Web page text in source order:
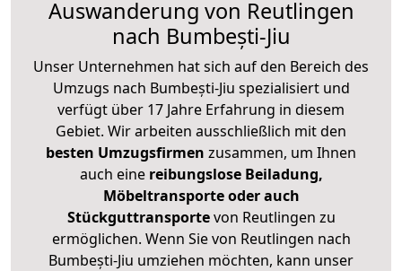
Auswanderung von Reutlingen
nach Bumbești-Jiu
Unser Unternehmen hat sich auf den Bereich des
Umzugs nach Bumbești-Jiu spezialisiert und
verfügt über 17 Jahre Erfahrung in diesem
Gebiet. Wir arbeiten ausschließlich mit den
besten Umzugsfirmen zusammen, um Ihnen
auch eine reibungslose Beiladung,
Möbeltransporte oder auch
Stückguttransportevon Reutlingen zu
ermöglichen. Wenn Sie von Reutlingen nach
Bumbești-Jiu umziehen möchten, kann unser